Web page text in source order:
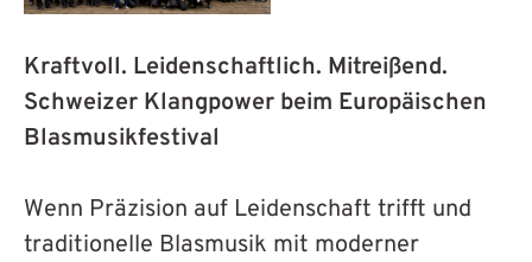
APP
KONTAKT
(EU)
Kraftvoll. Leidenschaftlich. Mitreißend.
Schweizer Klangpower beim Europäischen
Blasmusikfestival
Wenn Präzision auf Leidenschaft trifft und
traditionelle Blasmusik mit moderner